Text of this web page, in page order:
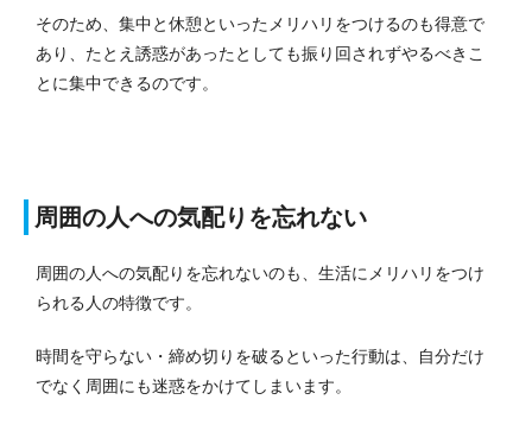
そのため、集中と休憩といったメリハリをつけるのも得意で
あり、たとえ誘惑があったとしても振り回されずやるべきこ
とに集中できるのです。
周囲の人への気配りを忘れない
周囲の人への気配りを忘れないのも、生活にメリハリをつけ
られる人の特徴です。
時間を守らない・締め切りを破るといった行動は、自分だけ
でなく周囲にも迷惑をかけてしまいます。